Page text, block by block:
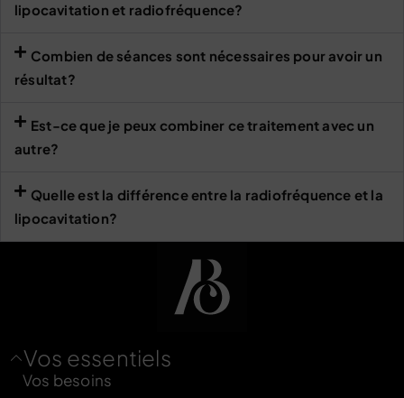
lipocavitation et radiofréquence?
Combien de séances sont nécessaires pour avoir un
résultat?
Est-ce que je peux combiner ce traitement avec un
autre?
Quelle est la différence entre la radiofréquence et la
lipocavitation?
Vos essentiels
Vos besoins